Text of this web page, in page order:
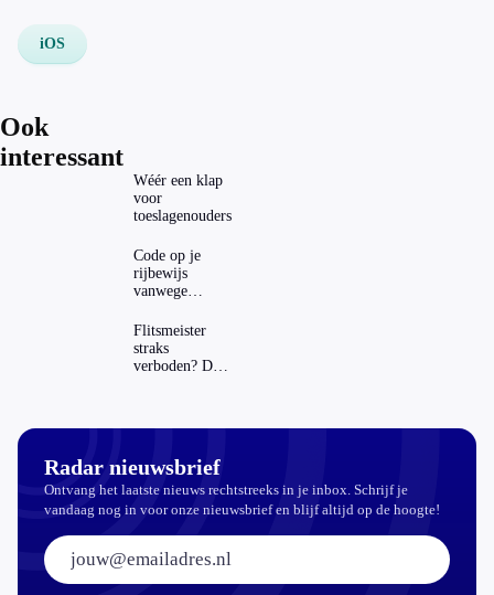
iOS
Ook
interessant
Wéér een klap
voor
toeslagenouders
Code op je
rijbewijs
vanwege
autisme? Zo
verwijder je
hem
Flitsmeister
straks
verboden? Dit
Radar nieuwsbrief
Ontvang het laatste nieuws rechtstreeks in je inbox. Schrijf je
vandaag nog in voor onze nieuwsbrief en blijf altijd op de hoogte!
E-mailadres: